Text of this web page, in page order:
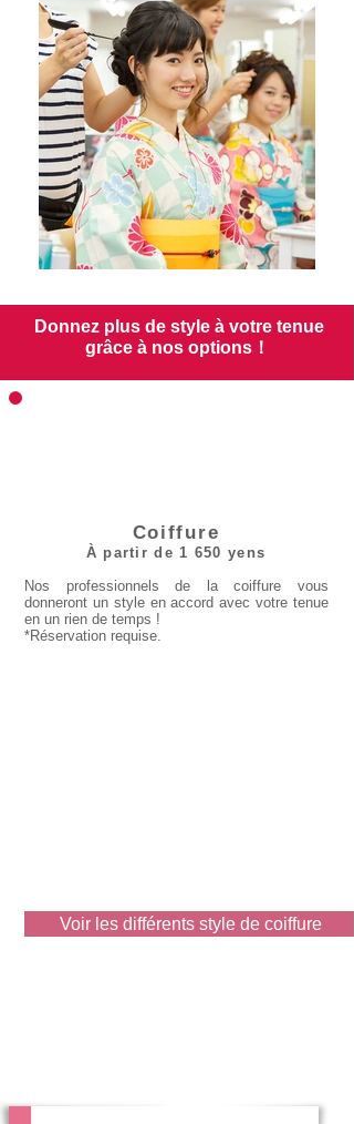
Donnez plus de style à votre tenue
grâce à nos options！
Coiffure
À partir de 1 650 yens
Nos professionnels de la coiffure vous
donneront un style en accord avec votre tenue
en un rien de temps !
*Réservation requise.
Voir les différents style de coiffure